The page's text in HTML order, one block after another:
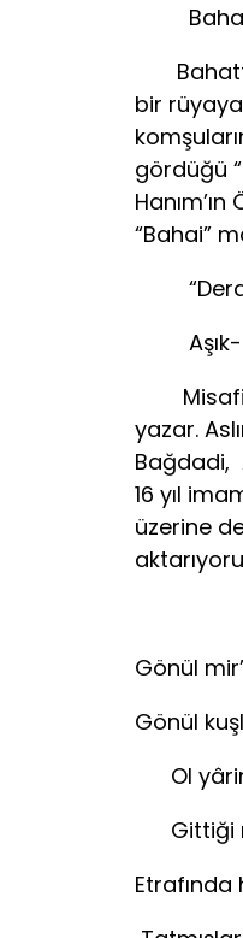
Bahattin
Bahattin
bir rüyaya
gördüğü
“Bahai”
“Derd-i
Aşık-ı
Misafir
yazar.
Bağdadi,
16 yıl
üzerine
Gönül
Gönül
Ol yârin
Gittiği